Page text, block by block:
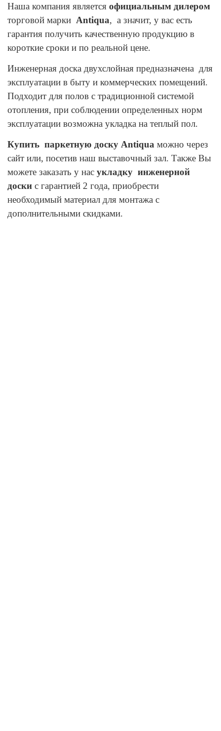
Наша компания является официальным дилером
торговой марки Antiqua, а значит, у вас есть
гарантия получить качественную продукцию в
короткие сроки и по реальной цене.
Инженерная доска двухслойная предназначена для
эксплуатации в быту и коммерческих помещений.
Подходит для полов с традиционной системой
отопления, при соблюдении определенных норм
эксплуатации возможна укладка на теплый пол.
Купить паркетную доску Antiqua можно через
сайт или, посетив наш выставочный зал. Также Вы
можете заказать у нас укладку инженерной
доски с гарантией 2 года, приобрести
необходимый материал для монтажа с
дополнительными скидками.